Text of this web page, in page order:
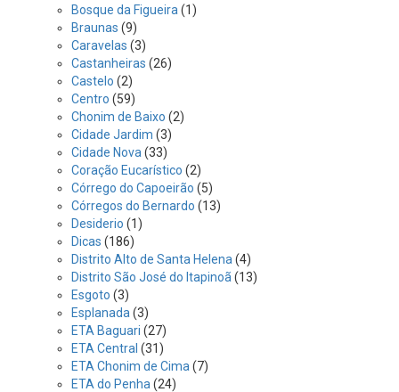
Bosque da Figueira (1)
Braunas (9)
Caravelas (3)
Castanheiras (26)
Castelo (2)
Centro (59)
Chonim de Baixo (2)
Cidade Jardim (3)
Cidade Nova (33)
Coração Eucarístico (2)
Córrego do Capoeirão (5)
Córregos do Bernardo (13)
Desiderio (1)
Dicas (186)
Distrito Alto de Santa Helena (4)
Distrito São José do Itapinoã (13)
Esgoto (3)
Esplanada (3)
ETA Baguari (27)
ETA Central (31)
ETA Chonim de Cima (7)
ETA do Penha (24)